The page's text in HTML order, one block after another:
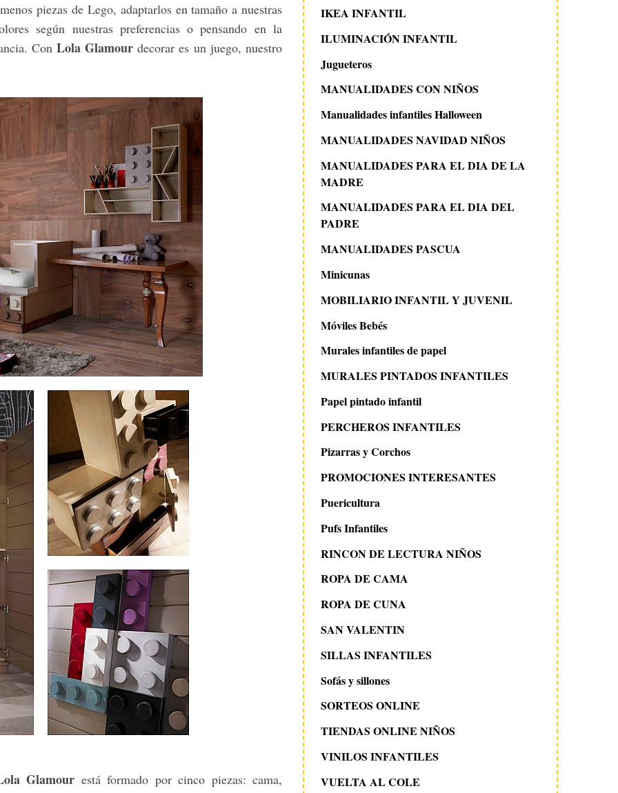
piezas de Lego, adaptarlos en tamaño a nuestras
según nuestras preferencias o pensando en la
Con Lola Glamourdecorar es un juego, nuestro
Glamour está formado por cinco piezas: cama,
IKEA INFANTIL
ILUMINACIÓN INFANTIL
Jugueteros
MANUALIDADES CON NIÑOS
Manualidades infantiles Halloween
MANUALIDADES NAVIDAD NIÑOS
MANUALIDADES PARA EL DIA DE LA
MADRE
MANUALIDADES PARA EL DIA DEL
PADRE
MANUALIDADES PASCUA
Minicunas
MOBILIARIO INFANTIL Y JUVENIL
Móviles Bebés
Murales infantiles de papel
MURALES PINTADOS INFANTILES
Papel pintado infantil
PERCHEROS INFANTILES
Pizarras y Corchos
PROMOCIONES INTERESANTES
Puericultura
Pufs Infantiles
RINCON DE LECTURA NIÑOS
ROPA DE CAMA
ROPA DE CUNA
SAN VALENTIN
SILLAS INFANTILES
Sofás y sillones
SORTEOS ONLINE
TIENDAS ONLINE NIÑOS
VINILOS INFANTILES
VUELTA AL COLE